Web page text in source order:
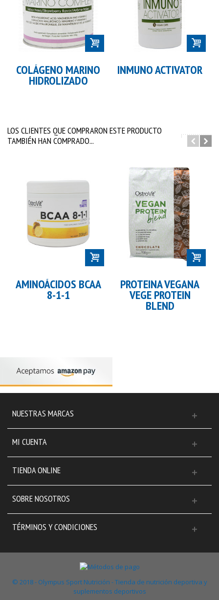
COLÁGENO MARINO
HIDROLIZADO
INMUNO ACTIVATOR
LOS CLIENTES QUE COMPRARON ESTE PRODUCTO
TAMBIÉN HAN COMPRADO...
AMINOÁCIDOS BCAA
8-1-1
PROTEINA VEGANA
VEGE PROTEIN
BLEND
NUESTRAS MARCAS
MI CUENTA
TIENDA ONLINE
SOBRE NOSOTROS
TÉRMINOS Y CONDICIONES
© 2018 - Olympus Sport Nutrición - Tienda de nutrición deportiva y
suplementos deportivos